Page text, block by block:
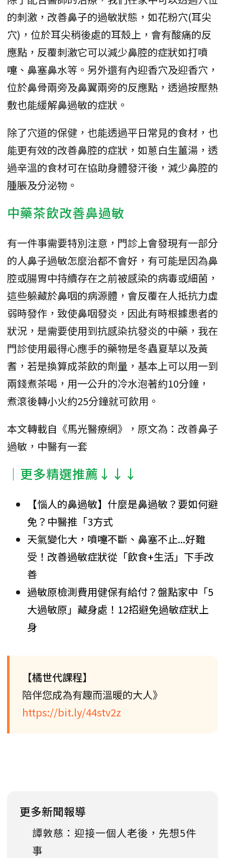
的刺激，改善鼻子的過敏狀態，如花粉穴(耳尖
穴)，位於耳尖稍後處的耳殼上，會有酸痛的反
應點，反覆刺激它可以減少鼻腔的症狀如打噴
嚏、鼻塞鼻水等。另外還有內迎香穴及迎香穴，
位於鼻骨兩旁及鼻翼兩旁的反應點，透過按壓熱
敷也能緩解鼻過敏的症狀。
除了穴道的保健，也能透過平日常見的食材，也
能更有效的改善鼻腔的症狀，如蔥白生薑湯，透
過辛溫的食材可在協助身體發汗後，減少鼻腔的
腫脹及分泌物。
中藥茶飲改善鼻過敏
有一件事需要特別注意，門診上會發現有一部分
的人鼻子過敏怎麼治都不會好，有可能是因為鼻
腔或腸胃中持續存在之前被感染的病毒或細菌，
這些躲藏於鼻咽的病源體，會反覆在人抵抗力虛
弱時發作，致使鼻咽發炎，因此有時根據患者的
狀況，是需要使用到抗感染抗發炎的中藥，我在
門診使用最得心應手的藥物是冬蟲夏草以及黃
耆，若是換算成茶飲的劑量，基本上可以用一到
兩錢煮茶喝，用一公升的冷水泡著約10分鐘，
煮滾後轉小火約25分鐘就可飲用。
本文轉載自《馬光醫療網》，原文為：改善鼻子
過敏，中醫有一套
│更多精選推薦↓↓↓
【惱人的鼻過敏】什麼是鼻過敏？要如何避
免？中醫推「3方式
天氣變化大，噴嚏不斷、鼻塞不止...好難
受！改善過敏症狀從「飲食+生活」下手改
善
過敏原檢測費用健保有給付？盤點家中「5
大過敏原」藏身處！12招避免過敏症狀上
身
【橘世代課程】
陪伴您成為有趣而溫暖的大人》
https://bit.ly/44stv2z
更多新聞報導
譚敦慈：迎接一個人老後，先想5件
事